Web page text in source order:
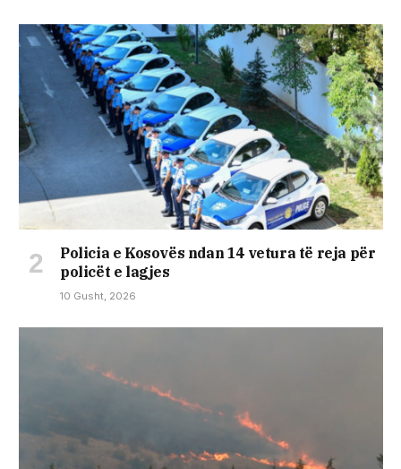
Policia e Kosovës ndan 14 vetura të reja për
policët e lagjes
10 Gusht, 2026